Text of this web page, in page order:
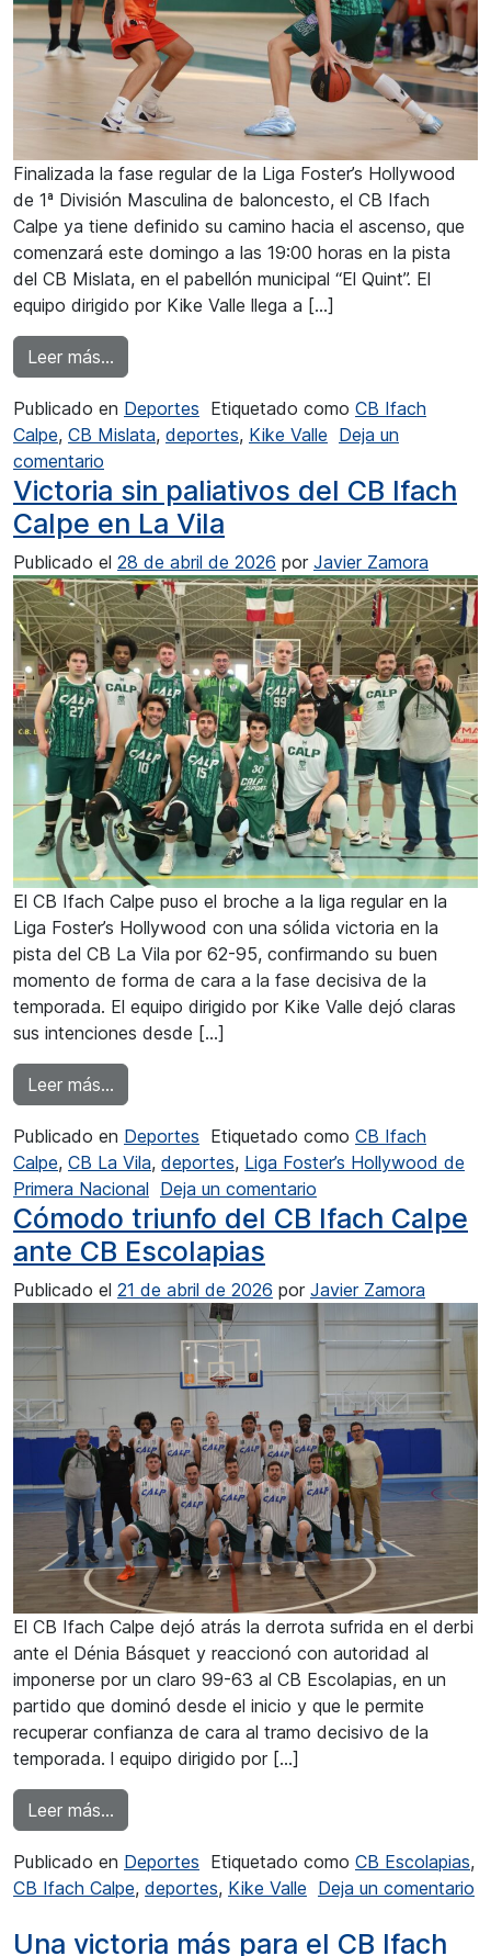
Finalizada la fase regular de la Liga Foster’s Hollywood
de 1ª División Masculina de baloncesto, el CB Ifach
Calpe ya tiene definido su camino hacia el ascenso, que
comenzará este domingo a las 19:00 horas en la pista
del CB Mislata, en el pabellón municipal “El Quint”. El
equipo dirigido por Kike Valle llega a […]
Leer más…
Publicado en Deportes Etiquetado como CB Ifach
Calpe, CB Mislata, deportes, Kike Valle Deja un
comentario
Victoria sin paliativos del CB Ifach
Calpe en La Vila
Publicado el 28 de abril de 2026 por Javier Zamora
El CB Ifach Calpe puso el broche a la liga regular en la
Liga Foster’s Hollywood con una sólida victoria en la
pista del CB La Vila por 62-95, confirmando su buen
momento de forma de cara a la fase decisiva de la
temporada. El equipo dirigido por Kike Valle dejó claras
sus intenciones desde […]
Leer más…
Publicado en Deportes Etiquetado como CB Ifach
Calpe, CB La Vila, deportes, Liga Foster’s Hollywood de
Primera Nacional Deja un comentario
Cómodo triunfo del CB Ifach Calpe
ante CB Escolapias
Publicado el 21 de abril de 2026 por Javier Zamora
El CB Ifach Calpe dejó atrás la derrota sufrida en el derbi
ante el Dénia Básquet y reaccionó con autoridad al
imponerse por un claro 99-63 al CB Escolapias, en un
partido que dominó desde el inicio y que le permite
recuperar confianza de cara al tramo decisivo de la
temporada. l equipo dirigido por […]
Leer más…
Publicado en Deportes Etiquetado como CB Escolapias,
CB Ifach Calpe, deportes, Kike Valle Deja un comentario
Una victoria más para el CB Ifach